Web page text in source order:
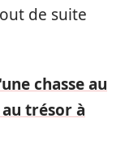
de suite
chasse au
trésor à